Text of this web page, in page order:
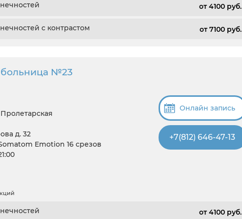
от 4100 pуб.
с контрастом от 7100 pуб.
больница №23
д. 32
Emotion 16 срезов
Онлайн запись
+7(812) 646-47-13
от 4100 pуб.